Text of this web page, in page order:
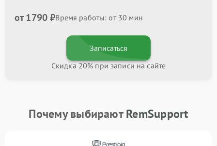
от 1790 ₽Время работы: от 30 мин
Записаться
Скидка 20% при записи на сайте
Почему выбираютRemSupport